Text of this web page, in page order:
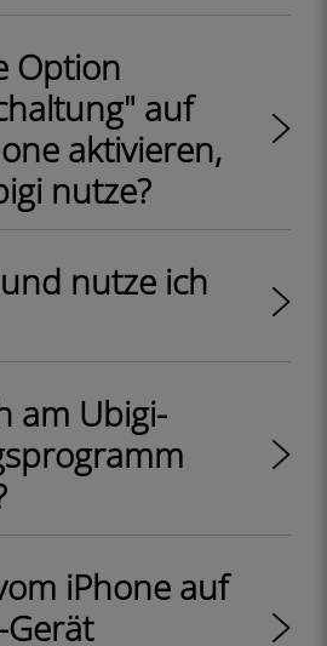
Option
auf
aktivieren,
nutze?
nutze ich
am Ubigi-
iPhone auf